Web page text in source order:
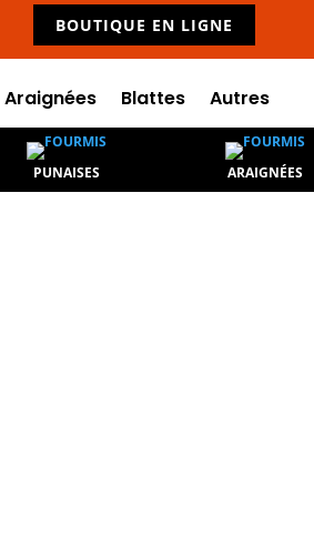
BOUTIQUE EN LIGNE
Araignées Blattes Autres
PUNAISES ARAIGNÉES